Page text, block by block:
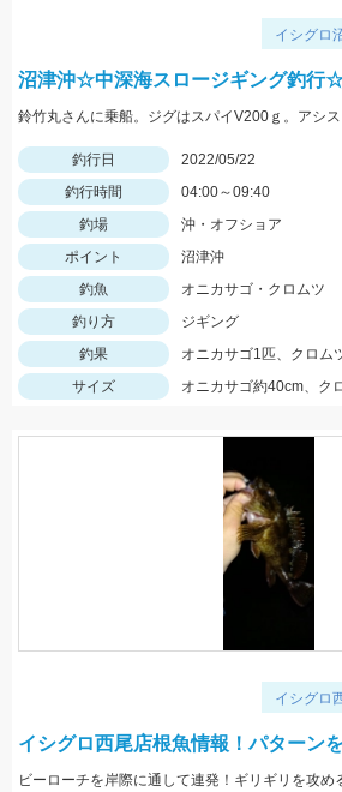
イシグロ
沼津沖☆中深海スロージギング釣行
釣行日
2022/05/22
釣行時間
04:00～09:40
釣場
沖・オフショア
ポイント
沼津沖
釣魚
オニカサゴ・クロムツ
釣り方
ジギング
釣果
オニカサゴ1匹、クロム
サイズ
オニカサゴ約40cm、ク
イシグロ
イシグロ西尾店根魚情報！パターン
ビーローチを岸際に通して連発！ギリギリを攻め